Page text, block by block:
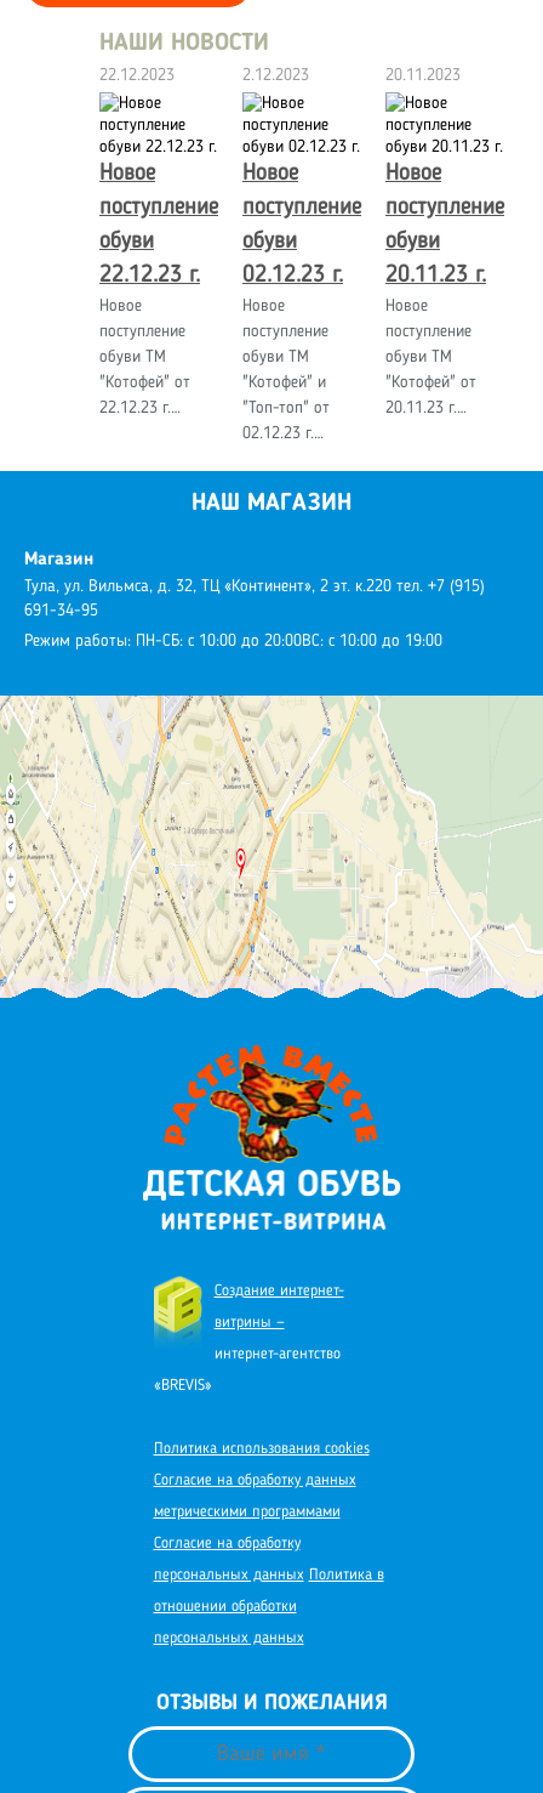
НАШИ НОВОСТИ
22.12.2023
Новое
поступление
обуви
22.12.23 г.
Новое
поступление
обуви ТМ
"Котофей" от
22.12.23 г.…
2.12.2023
Новое
поступление
обуви
02.12.23 г.
Новое
поступление
обуви ТМ
"Котофей" и
"Топ-топ" от
02.12.23 г.…
20.11.2023
Новое
поступление
обуви
20.11.23 г.
Новое
поступление
обуви ТМ
"Котофей" от
20.11.23 г.…
НАШ МАГАЗИН
Магазин
Тула, ул. Вильмса, д. 32, ТЦ «Континент», 2 эт. к.220 тел. +7 (915)
691-34-95
Режим работы: ПН-СБ: с 10:00 до 20:00ВС: с 10:00 до 19:00
Создание интернет-
витрины —
интернет-агентство
«BREVIS»
Политика использования cookies
Согласие на обработку данных
метрическими программами
Согласие на обработку
персональных данных Политика в
отношении обработки
персональных данных
ОТЗЫВЫ И ПОЖЕЛАНИЯ